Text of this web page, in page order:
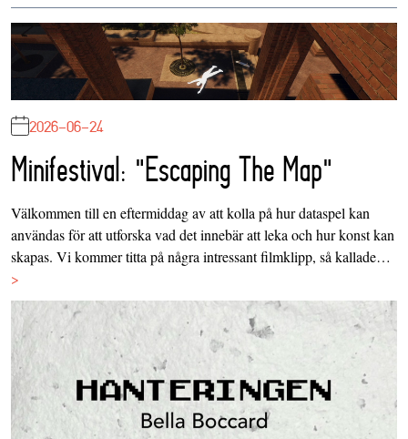
2026-06-24
Minifestival: "Escaping The Map"
Välkommen till en eftermiddag av att kolla på hur dataspel kan
användas för att utforska vad det innebär att leka och hur konst kan
skapas. Vi kommer titta på några intressant filmklipp, så kallade…
>